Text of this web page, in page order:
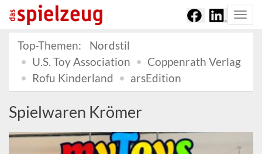
Top-Themen:
Nordstil
U.S. Toy Association
Coppenrath Verlag
Rofu Kinderland
arsEdition
Spielwaren Krömer